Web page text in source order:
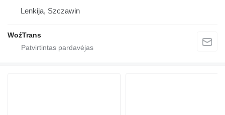
Lenkija, Szczawin
WoźTrans